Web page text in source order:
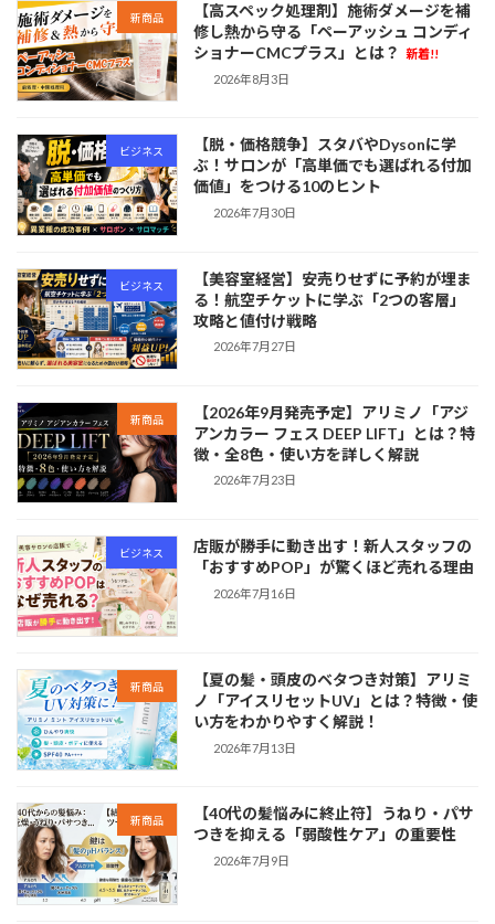
新商品
【高スペック処理剤】施術ダメージを補
修し熱から守る「ペーアッシュ コンディ
ショナーCMCプラス」とは？
新着!!
2026年8月3日
ビジネス
【脱・価格競争】スタバやDysonに学
ぶ！サロンが「高単価でも選ばれる付加
価値」をつける10のヒント
2026年7月30日
ビジネス
【美容室経営】安売りせずに予約が埋ま
る！航空チケットに学ぶ「2つの客層」
攻略と値付け戦略
2026年7月27日
新商品
【2026年9月発売予定】アリミノ「アジ
アンカラー フェス DEEP LIFT」とは？特
徴・全8色・使い方を詳しく解説
2026年7月23日
ビジネス
店販が勝手に動き出す！新人スタッフの
「おすすめPOP」が驚くほど売れる理由
2026年7月16日
新商品
【夏の髪・頭皮のベタつき対策】アリミ
ノ「アイスリセットUV」とは？特徴・使
い方をわかりやすく解説！
2026年7月13日
新商品
【40代の髪悩みに終止符】うねり・パサ
つきを抑える「弱酸性ケア」の重要性
2026年7月9日